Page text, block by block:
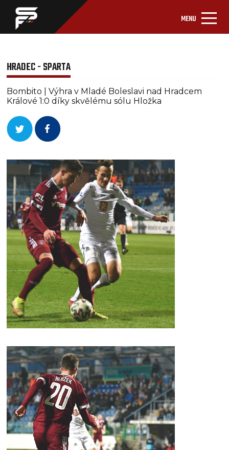
MENU
HRADEC - SPARTA
Bombito | Výhra v Mladé Boleslavi nad Hradcem
Králové 1:0 díky skvělému sólu Hložka